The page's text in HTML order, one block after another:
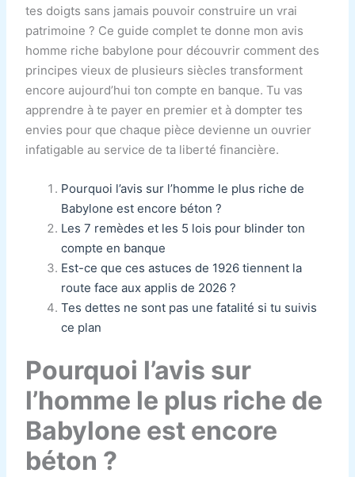
tes doigts sans jamais pouvoir construire un vrai
patrimoine ? Ce guide complet te donne mon avis
homme riche babylone pour découvrir comment des
principes vieux de plusieurs siècles transforment
encore aujourd’hui ton compte en banque. Tu vas
apprendre à te payer en premier et à dompter tes
envies pour que chaque pièce devienne un ouvrier
infatigable au service de ta liberté financière.
Pourquoi l’avis sur l’homme le plus riche de
Babylone est encore béton ?
Les 7 remèdes et les 5 lois pour blinder ton
compte en banque
Est-ce que ces astuces de 1926 tiennent la
route face aux applis de 2026 ?
Tes dettes ne sont pas une fatalité si tu suivis
ce plan
Pourquoi l’avis sur
l’homme le plus riche de
Babylone est encore
béton ?